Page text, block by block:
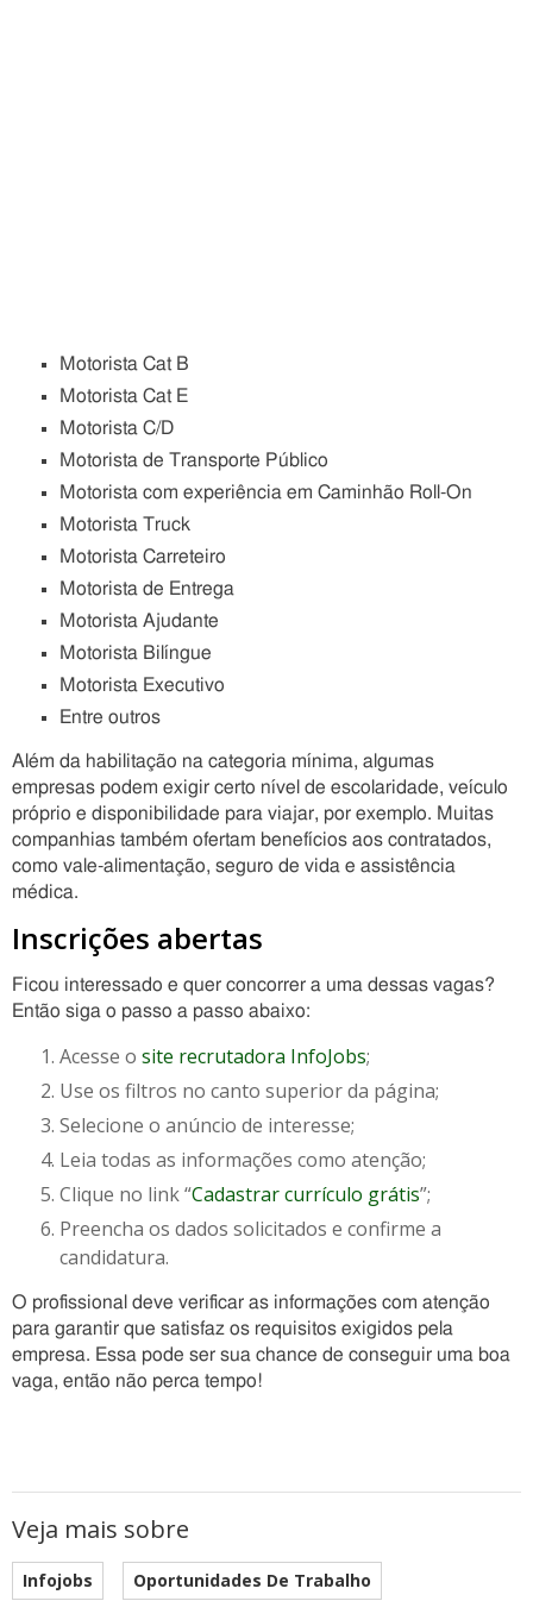
Motorista Cat B
Motorista Cat E
Motorista C/D
Motorista de Transporte Público
Motorista com experiência em Caminhão Roll-On
Motorista Truck
Motorista Carreteiro
Motorista de Entrega
Motorista Ajudante
Motorista Bilíngue
Motorista Executivo
Entre outros
Além da habilitação na categoria mínima, algumas
empresas podem exigir certo nível de escolaridade, veículo
próprio e disponibilidade para viajar, por exemplo. Muitas
companhias também ofertam benefícios aos contratados,
como vale-alimentação, seguro de vida e assistência
médica.
Inscrições abertas
Ficou interessado e quer concorrer a uma dessas vagas?
Então siga o passo a passo abaixo:
Acesse o site recrutadora InfoJobs;
Use os filtros no canto superior da página;
Selecione o anúncio de interesse;
Leia todas as informações como atenção;
Clique no link “Cadastrar currículo grátis”;
Preencha os dados solicitados e confirme a
candidatura.
O profissional deve verificar as informações com atenção
para garantir que satisfaz os requisitos exigidos pela
empresa. Essa pode ser sua chance de conseguir uma boa
vaga, então não perca tempo!
Veja mais sobre
Infojobs Oportunidades De Trabalho